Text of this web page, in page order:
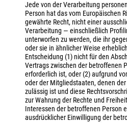
Jede von der Verarbeitung
Person hat das vom Europäischen
gewährte Recht, nicht einer
Verarbeitung — einschließlich
unterworfen zu werden, die ihr
oder sie in ähnlicher Weise
Entscheidung (1) nicht für den
Vertrags zwischen der betroffenen
erforderlich ist, oder (2) aufgrund
oder der Mitgliedstaaten, denen
zulässig ist und diese
zur Wahrung der Rechte und
Interessen der betroffenen Person
ausdrücklicher Einwilligung der